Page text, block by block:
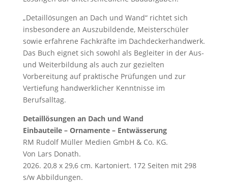
„Detaillösungen an Dach und Wand“ richtet sich
insbesondere an Auszubildende, Meisterschüler
sowie erfahrene Fachkräfte im Dachdeckerhandwerk.
Das Buch eignet sich sowohl als Begleiter in der Aus-
und Weiterbildung als auch zur gezielten
Vorbereitung auf praktische Prüfungen und zur
Vertiefung handwerklicher Kenntnisse im
Berufsalltag.
Detaillösungen an Dach und Wand
Einbauteile – Ornamente – Entwässerung
RM Rudolf Müller Medien GmbH & Co. KG.
Von Lars Donath.
2026. 20,8 x 29,6 cm. Kartoniert. 172 Seiten mit 298
s/w Abbildungen.